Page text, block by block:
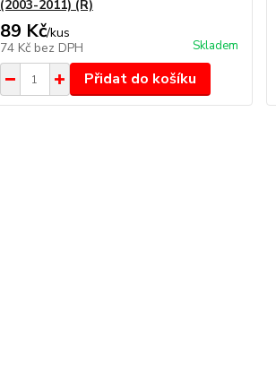
(2003-2011) (R)
89 Kč/kus
74 Kč bez DPH Skladem
Přidat do košíku